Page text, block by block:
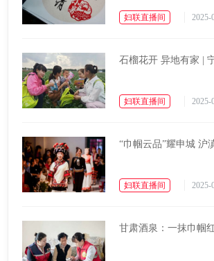
妇联直播间 2025-
石榴花开 异地有家 |
妇联直播间 2025-
“巾帼云品”耀申城
妇联直播间 2025-
甘肃酒泉：一抹巾帼